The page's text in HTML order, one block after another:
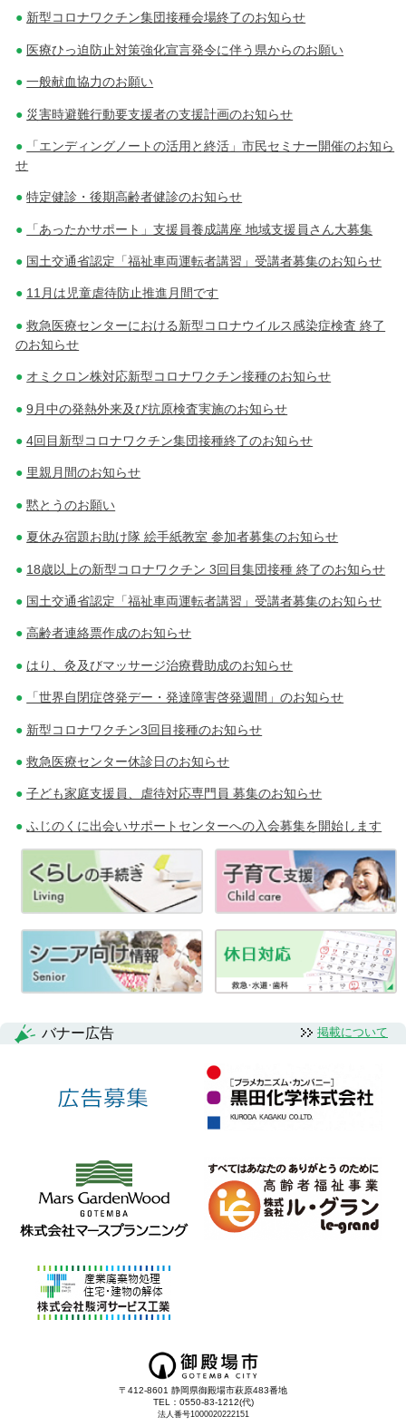
新型コロナワクチン集団接種会場終了のお知らせ
医療ひっ迫防止対策強化宣言発令に伴う県からのお願い
一般献血協力のお願い
災害時避難行動要支援者の支援計画のお知らせ
「エンディングノートの活用と終活」市民セミナー開催のお知ら
せ
特定健診・後期高齢者健診のお知らせ
「あったかサポート」支援員養成講座 地域支援員さん大募集
国土交通省認定「福祉車両運転者講習」受講者募集のお知らせ
11月は児童虐待防止推進月間です
救急医療センターにおける新型コロナウイルス感染症検査 終了
のお知らせ
オミクロン株対応新型コロナワクチン接種のお知らせ
9月中の発熱外来及び抗原検査実施のお知らせ
4回目新型コロナワクチン集団接種終了のお知らせ
里親月間のお知らせ
黙とうのお願い
夏休み宿題お助け隊 絵手紙教室 参加者募集のお知らせ
18歳以上の新型コロナワクチン 3回目集団接種 終了のお知らせ
国土交通省認定「福祉車両運転者講習」受講者募集のお知らせ
高齢者連絡票作成のお知らせ
はり、灸及びマッサージ治療費助成のお知らせ
「世界自閉症啓発デー・発達障害啓発週間」のお知らせ
新型コロナワクチン3回目接種のお知らせ
救急医療センター休診日のお知らせ
子ども家庭支援員、虐待対応専門員 募集のお知らせ
ふじのくに出会いサポートセンターへの入会募集を開始します
バナー広告 掲載について
〒412-8601 静岡県御殿場市萩原483番地
TEL：0550-83-1212(代)
法人番号1000020222151